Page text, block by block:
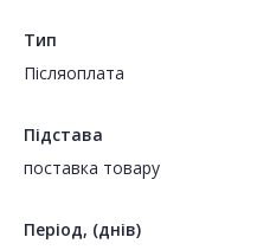
Тип
Пiсляоплата
Підстава
поставка товару
Період, (днів)